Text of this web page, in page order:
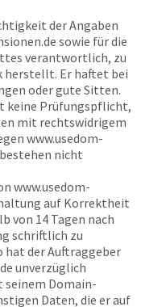
der Angaben
sowie für die
verantwortlich, zu
herstellt. Er haftet bei
oder gute Sitten.
keine Prüfungspflicht,
mit rechtswidrigem
www.usedom-
nicht
www.usedom-
auf Korrektheit
von 14 Tagen nach
schriftlich zu
hat der Auftraggeber
unverzüglich
Domain-
Daten, die er auf